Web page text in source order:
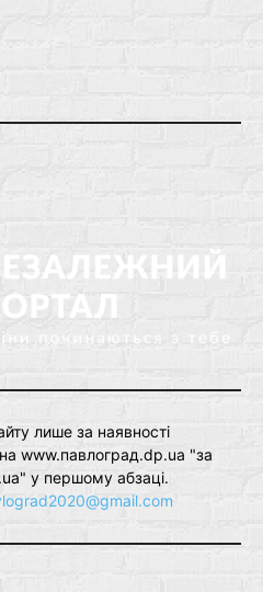
лише за наявності
www.павлоград.dp.ua "за
у першому абзаці.